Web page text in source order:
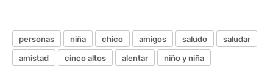
personas niña chico amigos saludo
saludar
amistad
cinco altos alentar niño y niña